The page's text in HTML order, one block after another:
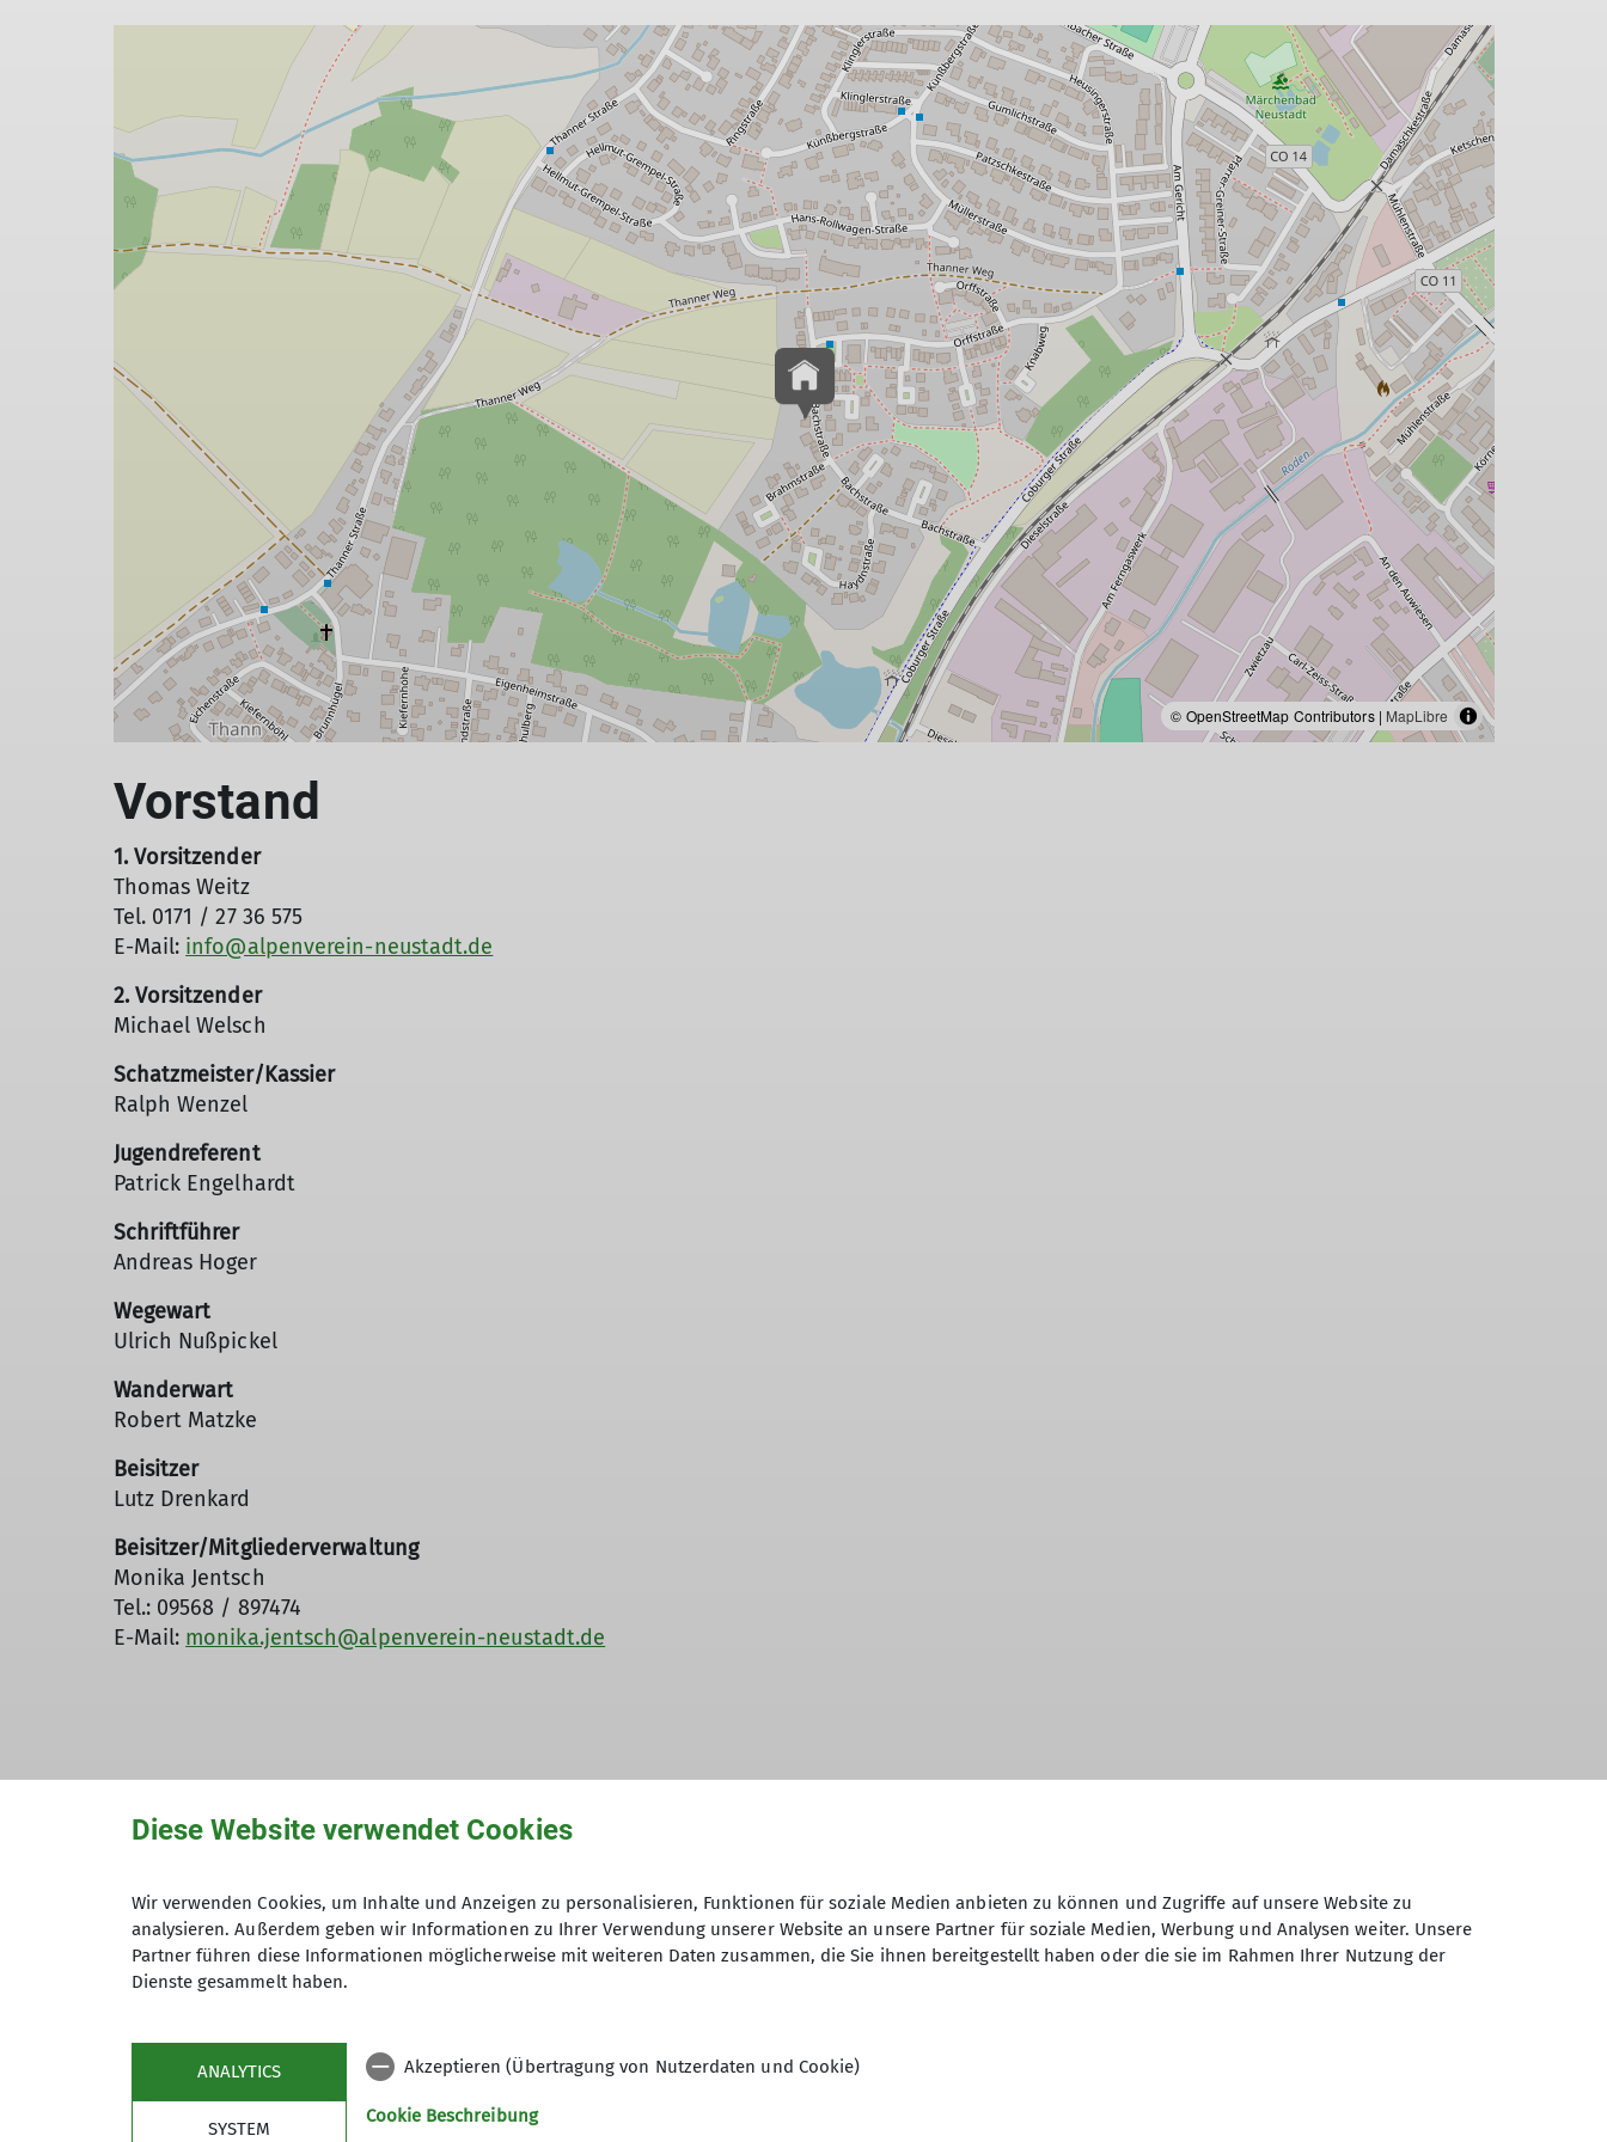
© OpenStreetMap Contributors | MapLibre
Vorstand
1. Vorsitzender
Thomas Weitz
Tel. 0171 / 27 36 575
E-Mail: info@alpenverein-neustadt.de
2. Vorsitzender
Michael Welsch
Schatzmeister/Kassier
Ralph Wenzel
Jugendreferent
Patrick Engelhardt
Schriftführer
Andreas Hoger
Wegewart
Ulrich Nußpickel
Wanderwart
Robert Matzke
Beisitzer
Lutz Drenkard
Beisitzer/Mitgliederverwaltung
Monika Jentsch
Tel.: 09568 / 897474
E-Mail: monika.jentsch@alpenverein-neustadt.de
Diese Website verwendet Cookies
Wir verwenden Cookies, um Inhalte und Anzeigen zu personalisieren, Funktionen für soziale Medien anbieten zu können und Zugriffe auf unsere Website zu
analysieren. Außerdem geben wir Informationen zu Ihrer Verwendung unserer Website an unsere Partner für soziale Medien, Werbung und Analysen weiter. Unsere
Partner führen diese Informationen möglicherweise mit weiteren Daten zusammen, die Sie ihnen bereitgestellt haben oder die sie im Rahmen Ihrer Nutzung der
Dienste gesammelt haben.
ANALYTICS
SYSTEM
Akzeptieren (Übertragung von Nutzerdaten und Cookie)
Cookie Beschreibung